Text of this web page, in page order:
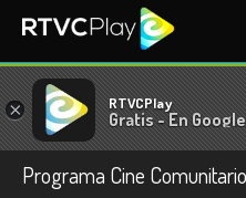
× RTVCPlay
Gratis - En
Programa Cine Comunitario